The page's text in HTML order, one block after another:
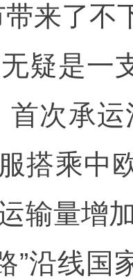
来了不
疑是一
首次承
搭乘中
输量增
”沿线